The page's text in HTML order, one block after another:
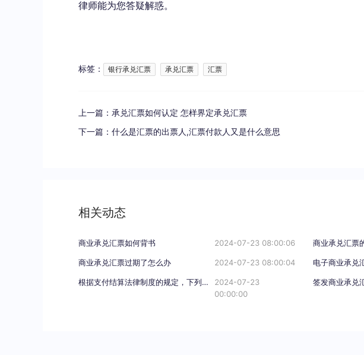
律师能为您答疑解惑。
标签： 银行承兑汇票 承兑汇票 汇票
上一篇： 承兑汇票如何认定 怎样界定承兑汇票
下一篇： 什么是汇票的出票人,汇票付款人又是什么意思
相关动态
商业承兑汇票如何背书 2024-07-23 08:00:06 商业承兑汇票
商业承兑汇票过期了怎么办 2024-07-23 08:00:04 电子商业承兑
根据支付结算法律制度的规定，下列关于电子银行承兑汇票持票人向银行申请办理贴现条件的表述中，不正确的是（）。
2024-07-23
00:00:00
签发商业承兑